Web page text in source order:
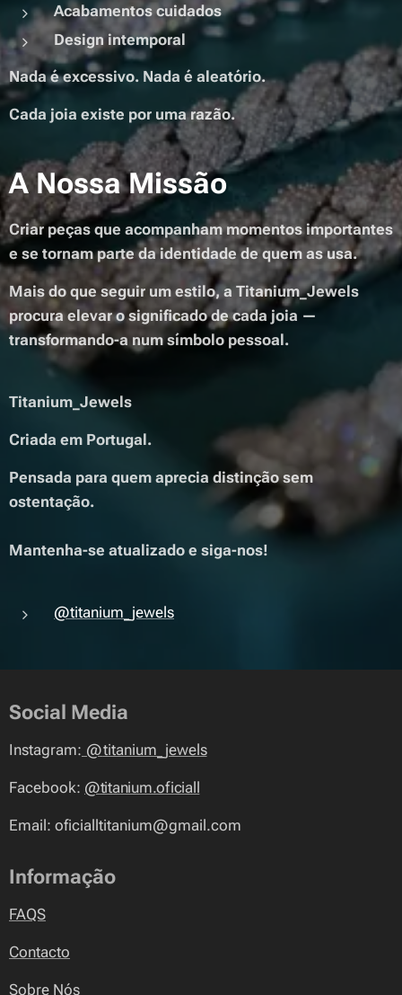
Acabamentos cuidados
Design intemporal
Nada é excessivo. Nada é aleatório.
Cada joia existe por uma razão.
A Nossa Missão
Criar peças que acompanham momentos importantes
e se tornam parte da identidade de quem as usa.
Mais do que seguir um estilo, a Titanium_Jewels
procura elevar o significado de cada joia —
transformando-a num símbolo pessoal.
Titanium_Jewels
Criada em Portugal.
Pensada para quem aprecia distinção sem
ostentação.
Mantenha-se atualizado e siga-nos!
@titanium_jewels
Social Media
Instagram: @titanium_jewels
Facebook: @titanium.oficiall
Email: oficialltitanium@gmail.com
Informação
FAQS
Contacto
Sobre Nós